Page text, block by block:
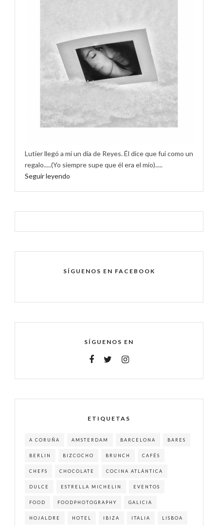
Lutier llegó a mí un día de Reyes. Él dice que fui como un
regalo.....(Yo siempre supe que él era el mío).....
Seguir leyendo
SÍGUENOS EN FACEBOOK
SÍGUENOS EN
ETIQUETAS
A CORUÑA AMSTERDAM BARCELONA BARES
BERLIN BIZCOCHO BRUNCH CAFÉS
CHEFS CHOCOLATE COCINA ATLÁNTICA
DULCE ESTRELLA MICHELIN EVENTOS
FOOD FOODPHOTOGRAPHY GALICIA
HOJALDRE HOTEL IBIZA ITALIA LISBOA